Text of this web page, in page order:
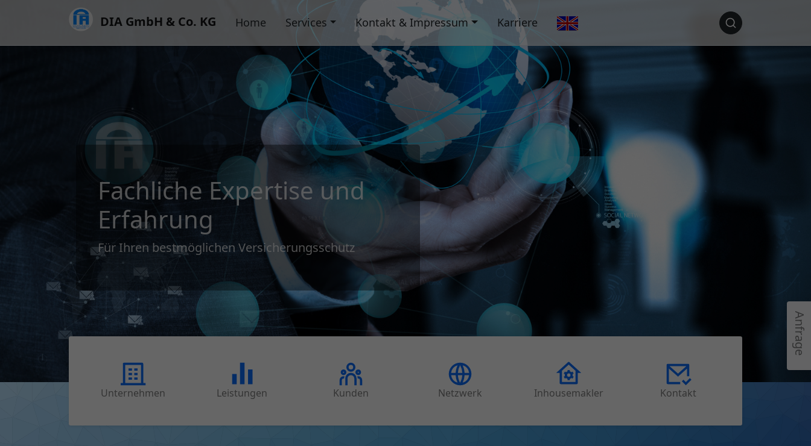
DIA GmbH & Co. KG Home Services Kontakt & Impressum Karriere
Fachliche Expertise und
Erfahrung
Für Ihren bestmöglichen Versicherungsschutz
Unternehmen Leistungen Kunden Netzwerk Inhousemakler Kontakt
Anfrage